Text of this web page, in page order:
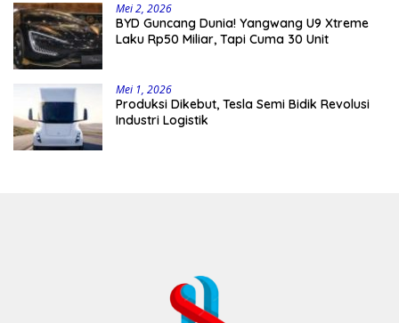
Mei 2, 2026
BYD Guncang Dunia! Yangwang U9 Xtreme
Laku Rp50 Miliar, Tapi Cuma 30 Unit
Mei 1, 2026
Produksi Dikebut, Tesla Semi Bidik Revolusi
Industri Logistik